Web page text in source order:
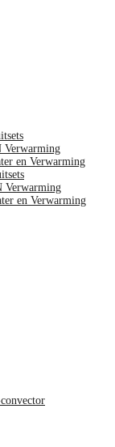
Verwarming
en Verwarming
Verwarming
en Verwarming